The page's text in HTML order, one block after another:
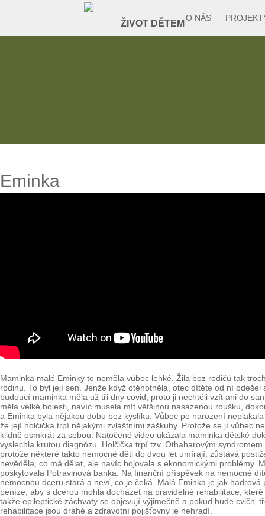
O NÁS
Eminka
Maminka malé Eminky to neměla vůbec lehké. Žila bez rodičů tak
rodinu. To byl její sen. Jenže když otěhotněla, otec dítěte od ní
budoucí maminka měla už tři dny covid, proto ji nechtěli vzít ani do
měla velké bolesti, navíc musela mít většinou nasazenou roušku,
a Eminka byla nějakou dobu bez kyslíku. Vůbec po narození
že její holčička trpí nějakými zvláštními záškuby. Protože se jí vůbec
klidně osmkrát za sebou. Natočené video ukázala maminka dětské
vyslechla krutou diagnózu. Holčička trpí tzv. Othaharovým
protože některé takto nemocné děti do dvou let umírají, zůstává
nevěděla, co má dělat, ale navíc bojovala s ekonomickými
poskytovala Potravinová banka. Na finanční příspěvek na nemocné
nemocnou dceru stará a neví, co je čeká. Malá Eminka je jak
peníze, aby s dcerou mohla docházet na pravidelné rehabilitace,
takže epileptické záchvaty se objevují výjimečně a pokud bude
rehabilitace jsou drahé a zdravotní pojišťovny je nehradí.